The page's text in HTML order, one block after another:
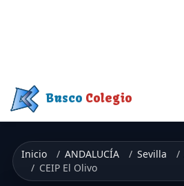
Busco Colegio
Inicio ANDALUCÍA Sevilla
CEIP El Olivo